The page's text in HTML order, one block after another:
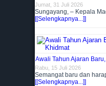
Jumat, 31 Juli 2026
Sungayang, – Kepala
[[Selengkapnya...]]
Awali Tahun Ajaran
Rabu, 15 Juli 2026
Semangat baru dan
[[Selengkapnya...]]